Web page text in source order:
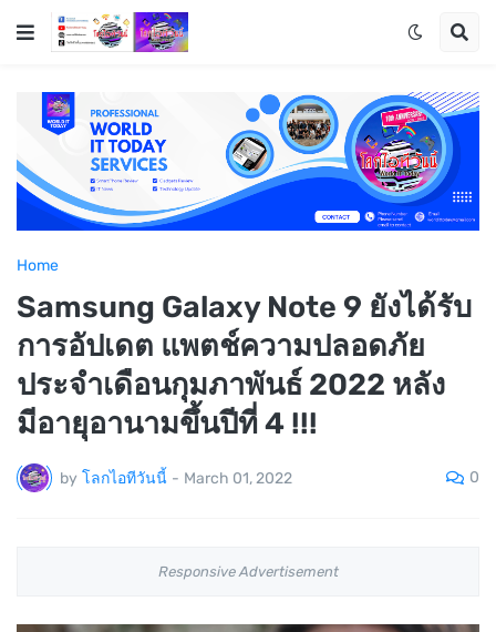
Home
Samsung Galaxy Note 9 ยังได้รับ
การอัปเดต แพตช์ความปลอดภัย
ประจำเดือนกุมภาพันธ์ 2022 หลัง
มีอายุอานามขึ้นปีที่ 4 !!!
by โลกไอทีวันนี้ - March 01, 2022 0
Responsive Advertisement